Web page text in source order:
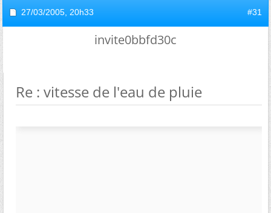
27/03/2005, 20h33 #31
invite0bbfd30c
Re : vitesse de l'eau de pluie